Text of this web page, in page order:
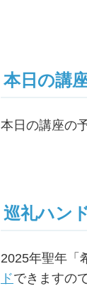
本日の講
本日の講座の
巡礼ハン
2025年聖年「
ドできますの